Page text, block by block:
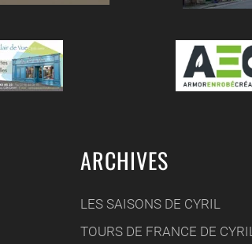
ARCHIVES
LES SAISONS DE CYRIL
TOURS DE FRANCE DE CYRIL